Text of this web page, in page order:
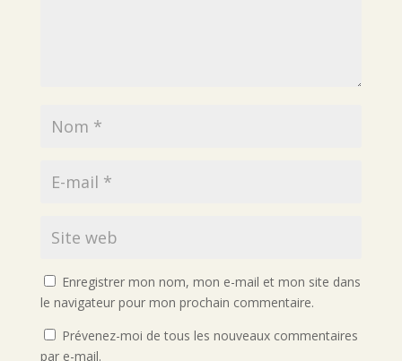
Enregistrer mon nom, mon e-mail et mon site dans
le navigateur pour mon prochain commentaire.
Prévenez-moi de tous les nouveaux commentaires
par e-mail.